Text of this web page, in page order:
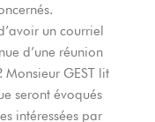
un courriel
d’une réunion
Monsieur GEST lit
seront évoqués
intéressées par